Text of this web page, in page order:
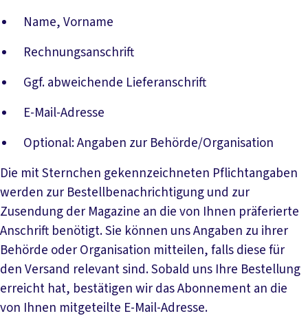
Name, Vorname
Rechnungsanschrift
Ggf. abweichende Lieferanschrift
E-Mail-Adresse
Optional: Angaben zur Behörde/Organisation
Die mit Sternchen gekennzeichneten Pflichtangaben
werden zur Bestellbenachrichtigung und zur
Zusendung der Magazine an die von Ihnen präferierte
Anschrift benötigt. Sie können uns Angaben zu ihrer
Behörde oder Organisation mitteilen, falls diese für
den Versand relevant sind. Sobald uns Ihre Bestellung
erreicht hat, bestätigen wir das Abonnement an die
von Ihnen mitgeteilte E-Mail-Adresse.